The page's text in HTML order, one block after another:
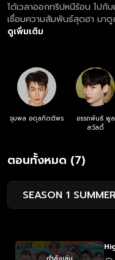
ได้เวลาออกทริปหนีร้อน ไปกั
เชื่อมความสัมพันธ์สุดฮา มาดู
ตีกันยิ่งกว่าเดิม ตามไปสนุกพ
ดูเพิ่มเติม
จุมพล อดุลกิตติพร
อรรถพันธ์ พูล
สวัสดิ์
ตอนทั้งหมด (7)
SEASON 1 SUMMER